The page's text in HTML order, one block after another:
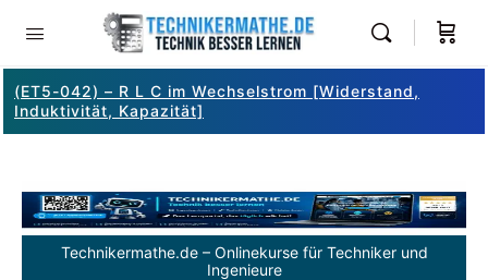
(ET5-042) – R L C im Wechselstrom [Widerstand,
Induktivität, Kapazität]
Technikermathe.de – Onlinekurse für Techniker und
Ingenieure